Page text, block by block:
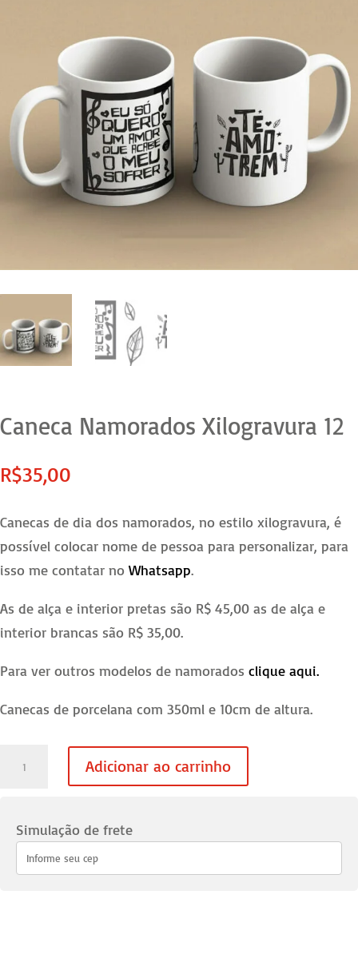
Caneca Namorados Xilogravura 12
R$35,00
Canecas de dia dos namorados, no estilo xilogravura, é
possível colocar nome de pessoa para personalizar, para
isso me contatar no Whatsapp.
As de alça e interior pretas são R$ 45,00 as de alça e
interior brancas são R$ 35,00.
Para ver outros modelos de namorados clique aqui.
Canecas de porcelana com 350ml e 10cm de altura.
Namorados
quantidade
Adicionar ao carrinho
Simulação de frete